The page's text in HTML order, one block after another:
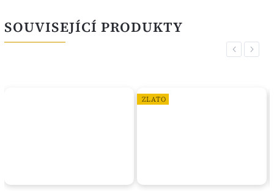
SOUVISEJÍCÍ PRODUKTY
Previous
ZLATO
Next